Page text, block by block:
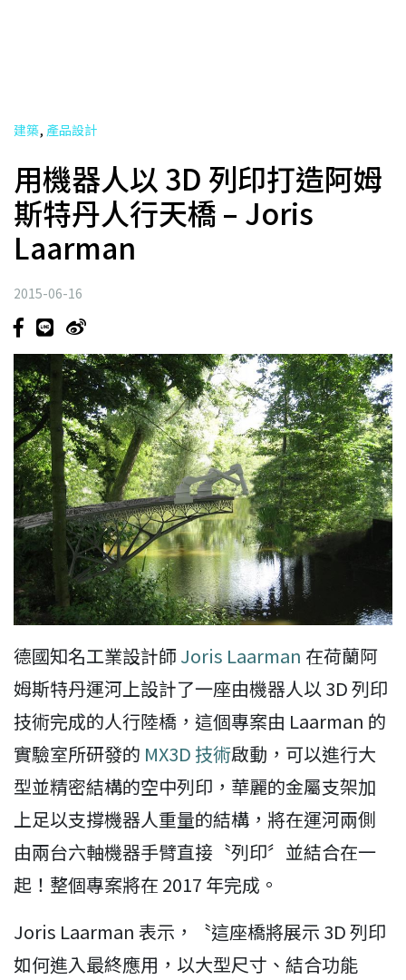
建築, 產品設計
用機器人以 3D 列印打造阿姆
斯特丹人行天橋 – Joris
Laarman
2015-06-16
德國知名工業設計師Joris Laarman 在荷蘭阿
姆斯特丹運河上設計了一座由機器人以 3D 列印
技術完成的人行陸橋，這個專案由 Laarman 的
實驗室所研發的 MX3D 技術啟動，可以進行大
型並精密結構的空中列印，華麗的金屬支架加
上足以支撐機器人重量的結構，將在運河兩側
由兩台六軸機器手臂直接〝列印〞並結合在一
起！整個專案將在 2017 年完成。
Joris Laarman 表示，〝這座橋將展示 3D 列印
如何進入最終應用，以大型尺寸、結合功能